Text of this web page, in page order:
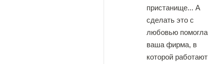
пристанище... А
сделать это с
любовью помогла
ваша фирма, в
которой работают